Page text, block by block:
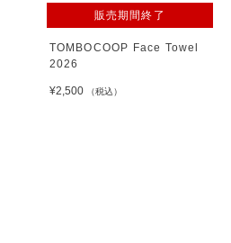
販売期間終了
TOMBOCOOP Face Towel
2026
¥2,500 （税込）